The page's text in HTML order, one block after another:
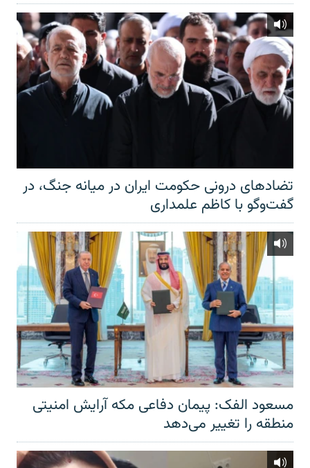
تضادهای درونی حکومت ایران در میانه جنگ، در
گفت‌‌وگو با کاظم علمداری
مسعود الفک: پیمان دفاعی مکه آرایش امنیتی
منطقه را تغییر می‌دهد